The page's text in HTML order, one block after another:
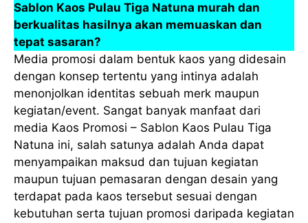
Sablon Kaos Pulau Tiga Natuna murah dan
berkualitas hasilnya akan memuaskan dan
tepat sasaran?
Media promosi dalam bentuk kaos yang didesain
dengan konsep tertentu yang intinya adalah
menonjolkan identitas sebuah merk maupun
kegiatan/event. Sangat banyak manfaat dari
media Kaos Promosi – Sablon Kaos Pulau Tiga
Natuna ini, salah satunya adalah Anda dapat
menyampaikan maksud dan tujuan kegiatan
maupun tujuan pemasaran dengan desain yang
terdapat pada kaos tersebut sesuai dengan
kebutuhan serta tujuan promosi daripada kegiatan